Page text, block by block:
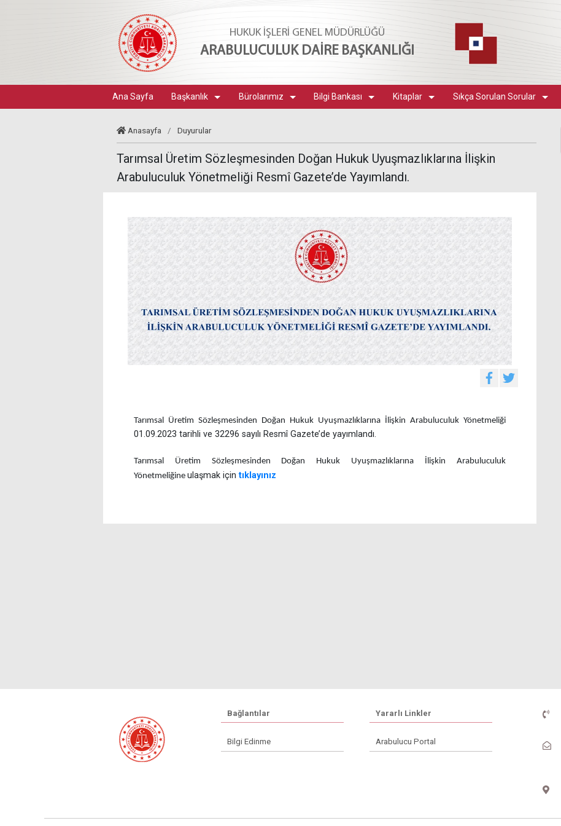
HUKUK İŞLERİ GENEL MÜDÜRLÜĞÜ
ARABULUCULUK DAİRE BAŞKANLIĞI
Ana Sayfa Başkanlık Bürolarımız Bilgi Bankası Kitaplar Sıkça Sorulan Sorular
Anasayfa / Duyurular
Tarımsal Üretim Sözleşmesinden Doğan Hukuk Uyuşmazlıklarına İlişkin
Arabuluculuk Yönetmeliği Resmî Gazete’de Yayımlandı.
Tarımsal Üretim Sözleşmesinden Doğan Hukuk Uyuşmazlıklarına İlişkin Arabuluculuk Yönetmeliği
01.09.2023 tarihli ve 32296 sayılı Resmî Gazete’de yayımlandı.
Tarımsal Üretim Sözleşmesinden Doğan Hukuk Uyuşmazlıklarına İlişkin Arabuluculuk
Yönetmeliğine ulaşmak içintıklayınız
Bağlantılar
Bilgi Edinme
Yararlı Linkler
Arabulucu Portal